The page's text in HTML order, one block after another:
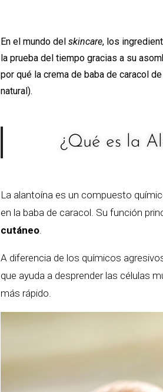
En el mundo del skincare, los
la prueba del tiempo gracias a su
por qué la crema de baba de caracol de
natural).
¿Qué es la
La alantoína es un compuesto
en la baba de caracol. Su función
cutáneo.
A diferencia de los químicos
que ayuda a desprender las células
más rápido.